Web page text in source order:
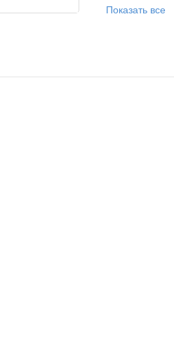
Показать все